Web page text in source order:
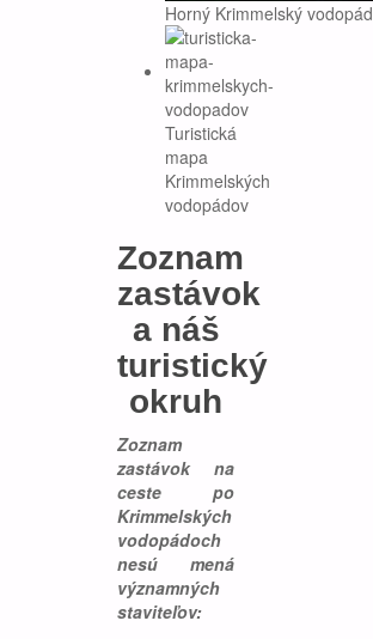
Horný Krimmelský vodopád
Turistická
mapa
Krimmelských
vodopádov
Zoznam
zastávok
a náš
turistický
okruh
Zoznam
zastávok na
ceste po
Krimmelských
vodopádoch
nesú mená
významných
staviteľov: